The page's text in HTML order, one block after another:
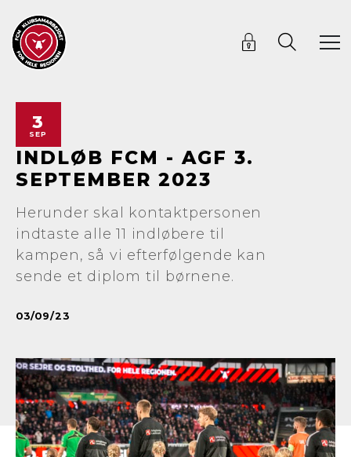
3
SEP
INDLØB FCM - AGF 3.
SEPTEMBER 2023
Herunder skal kontaktpersonen
indtaste alle 11 indløbere til
kampen, så vi efterfølgende kan
sende et diplom til børnene.
03/09/23